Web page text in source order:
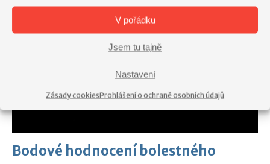
V pořádku
Jsem tu tajně
Nastavení
Zásady cookiesProhlášení o ochraně osobních údajů
Bodové hodnocení bolestného